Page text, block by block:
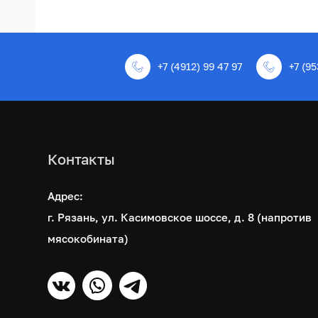
+7 (4912) 99 47 97 +7
Контакты
Адрес:
г. Рязань, ул. Касимовское шоссе, д. 8 (напротив
мясокобината)